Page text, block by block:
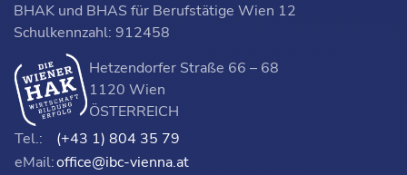
BHAK und BHAS für Berufstätige Wien 12
Schulkennzahl: 912458
Hetzendorfer Straße 66 – 68
1120 Wien
ÖSTERREICH
Tel.:
(+43 1) 804 35 79
eMail:office@ibc-vienna.at